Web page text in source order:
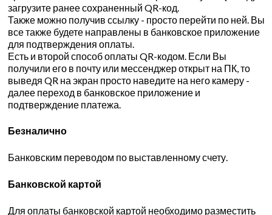
загрузите ранее сохраненный QR-код.
Также можно получив ссылку - просто перейти по ней. Вы
все также будете направлены в банковское приложение
для подтверждения оплаты.
Есть и второй способ оплаты QR-кодом. Если Вы
получили его в почту или мессенджер открыт на ПК, то
выведя QR на экран просто наведите на него камеру -
далее переход в банковское приложение и
подтверждение платежа.
Безналично
Банковским переводом по выставленному счету.
Банковской картой
Для оплаты банковской картой необходимо разместить